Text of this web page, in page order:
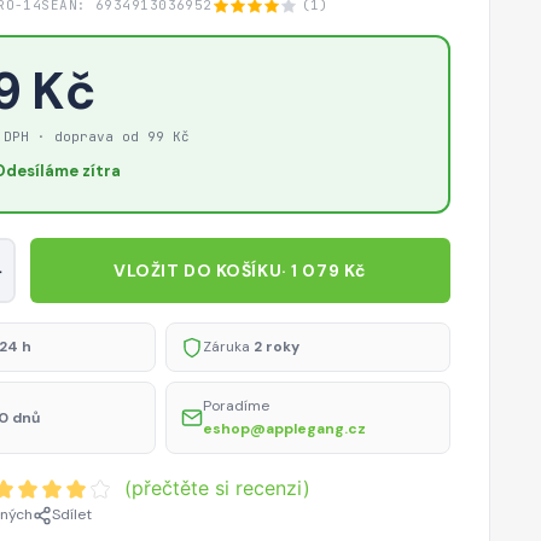
14S EAN: 6934913036952 (1)
Kč
· doprava od 99 Kč
zítra
VLOŽIT DO KOŠÍKU· 1 079 Kč
h Záruka 2 roky
dnů
Poradíme
eshop@applegang.cz
(přečtěte si recenzi)
Sdílet